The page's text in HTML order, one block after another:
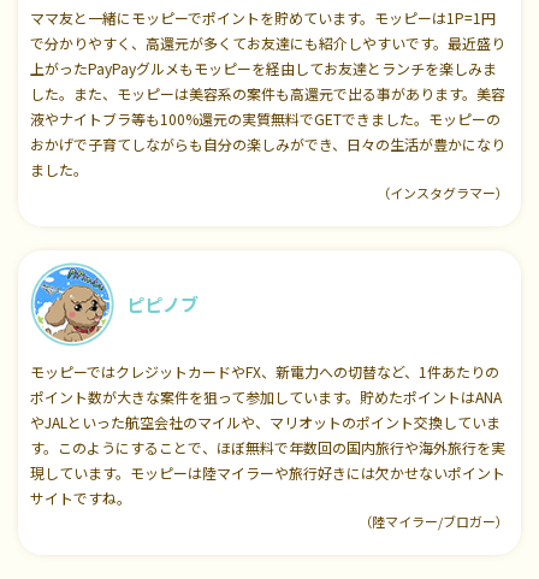
ママ友と一緒にモッピーでポイントを貯めています。モッピーは1P=1円
で分かりやすく、高還元が多くてお友達にも紹介しやすいです。最近盛り
上がったPayPayグルメもモッピーを経由してお友達とランチを楽しみま
した。また、モッピーは美容系の案件も高還元で出る事があります。美容
液やナイトブラ等も100%還元の実質無料でGETできました。モッピーの
おかげで子育てしながらも自分の楽しみができ、日々の生活が豊かになり
ました。
（インスタグラマー）
ピピノブ
モッピーではクレジットカードやFX、新電力への切替など、1件あたりの
ポイント数が大きな案件を狙って参加しています。貯めたポイントはANA
やJALといった航空会社のマイルや、マリオットのポイント交換していま
す。このようにすることで、ほぼ無料で年数回の国内旅行や海外旅行を実
現しています。モッピーは陸マイラーや旅行好きには欠かせないポイント
サイトですね。
（陸マイラー/ブロガー）